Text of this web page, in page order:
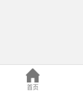
首页